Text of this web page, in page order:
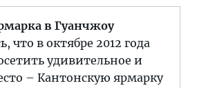
в Гуанчжоу
что в октябре 2012 года
удивительное и
– Кантонскую ярмарку